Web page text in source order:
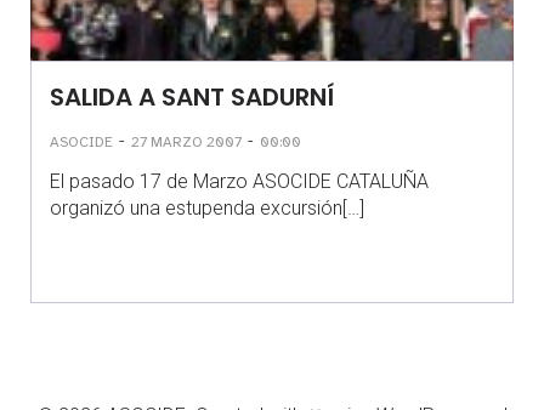
SALIDA A SANT SADURNÍ
ASOCIDE - 27 MARZO 2007 - 00:00
El pasado 17 de Marzo ASOCIDE CATALUÑA
organizó una estupenda excursión[…]